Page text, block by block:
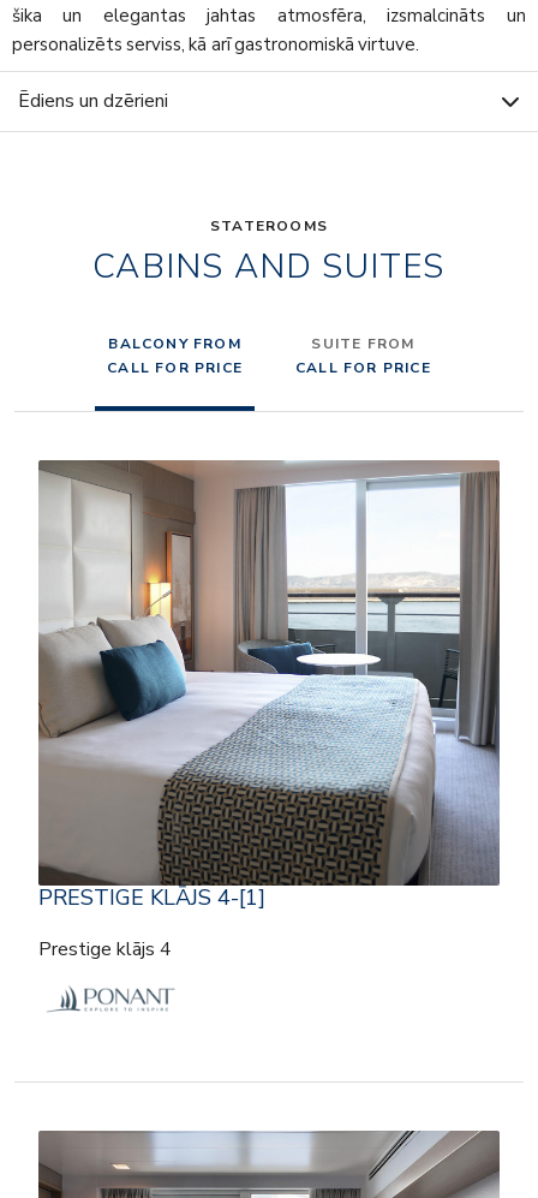
šika un elegantas jahtas atmosfēra, izsmalcināts un
personalizēts serviss, kā arī gastronomiskā virtuve.
Ēdiens un dzērieni
STATEROOMS
CABINS AND SUITES
BALCONY FROM
CALL FOR PRICE
SUITE FROM
CALL FOR PRICE
PRESTIGE KLĀJS 4-[1]
Prestige klājs 4